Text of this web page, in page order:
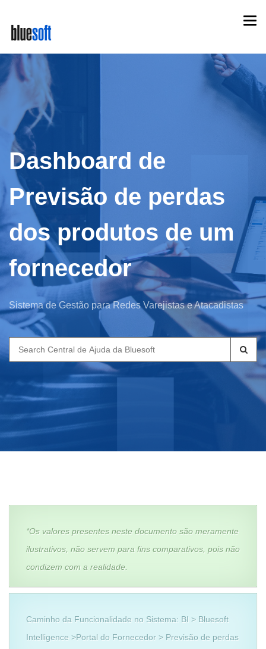
main
content
Dashboard de
Previsão de perdas
dos produtos de um
fornecedor
Sistema de Gestão para Redes Varejistas e Atacadistas
Search
for:
*Os valores presentes neste documento são meramente
ilustrativos, não servem para fins comparativos, pois não
condizem com a realidade.
Caminho da Funcionalidade no Sistema: BI > Bluesoft
Intelligence >Portal do Fornecedor > Previsão de perdas